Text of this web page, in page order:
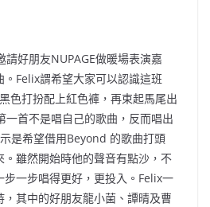
好朋友NUPAGE做暖場表演嘉
Felix謂希望大家可以認識這班
色打扮配上紅色褲，再束起馬尾出
一首不是唱自己的歌曲，反而唱出
是希望借用Beyond 的歌曲打頭
雖然開始時他的聲音有點沙，不
一步唱得更好，更投入。Felix一
其中的好朋友龍小菌、譚晴及曹